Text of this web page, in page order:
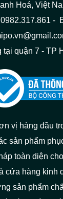
Hoá, Việt
-
quận 7 - TP
vị hàng đầu
sản phẩm
toàn diện
cửa hàng kinh
sản phẩm